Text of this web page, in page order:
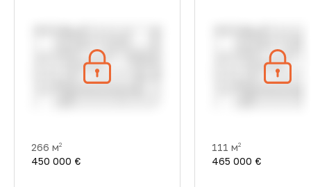
266 м2
450 000 €
111 м2
465 000 €